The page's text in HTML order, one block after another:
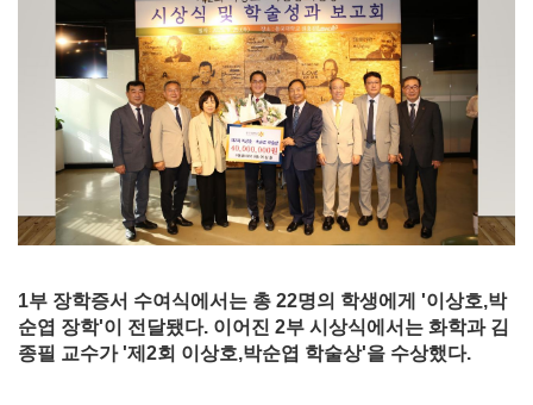
1부 장학증서 수여식에서는 총 22명의 학생에게 '이상호,박
순엽 장학'이 전달됐다. 이어진 2부 시상식에서는 화학과 김
종필 교수가 '제2회 이상호,박순엽 학술상'을 수상했다.